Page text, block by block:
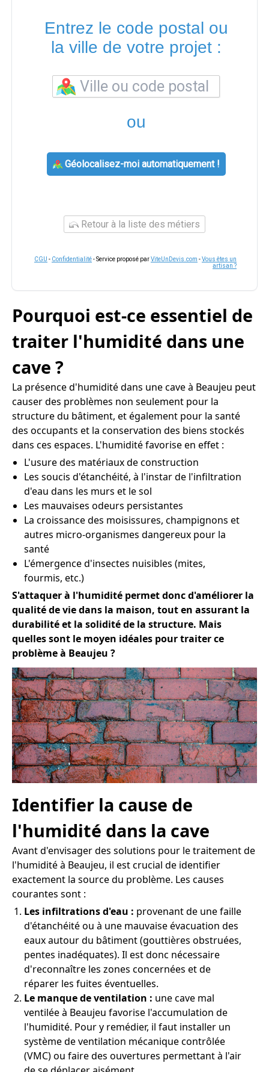
Entrez le code postal ou
la ville de votre projet :
ou
Géolocalisez-moi automatiquement !
Retour à la liste des métiers
CGU - Confidentialité- Service proposé parViteUnDevis.com -Vous êtes un
artisan ?
Pourquoi est-ce essentiel de
traiter l'humidité dans une
cave ?
La présence d'humidité dans une cave à Beaujeu peut
causer des problèmes non seulement pour la
structure du bâtiment, et également pour la santé
des occupants et la conservation des biens stockés
dans ces espaces. L'humidité favorise en effet :
L'usure des matériaux de construction
Les soucis d'étanchéité, à l'instar de l'infiltration
d'eau dans les murs et le sol
Les mauvaises odeurs persistantes
La croissance des moisissures, champignons et
autres micro-organismes dangereux pour la
santé
L'émergence d'insectes nuisibles (mites,
fourmis, etc.)
S'attaquer à l'humidité permet donc d'améliorer la
qualité de vie dans la maison, tout en assurant la
durabilité et la solidité de la structure. Mais
quelles sont le moyen idéales pour traiter ce
problème à Beaujeu ?
Identifier la cause de
l'humidité dans la cave
Avant d'envisager des solutions pour le traitement de
l'humidité à Beaujeu, il est crucial de identifier
exactement la source du problème. Les causes
courantes sont :
Les infiltrations d'eau : provenant de une faille
d'étanchéité ou à une mauvaise évacuation des
eaux autour du bâtiment (gouttières obstruées,
pentes inadéquates). Il est donc nécessaire
d'reconnaître les zones concernées et de
réparer les fuites éventuelles.
Le manque de ventilation : une cave mal
ventilée à Beaujeu favorise l'accumulation de
l'humidité. Pour y remédier, il faut installer un
système de ventilation mécanique contrôlée
(VMC) ou faire des ouvertures permettant à l'air